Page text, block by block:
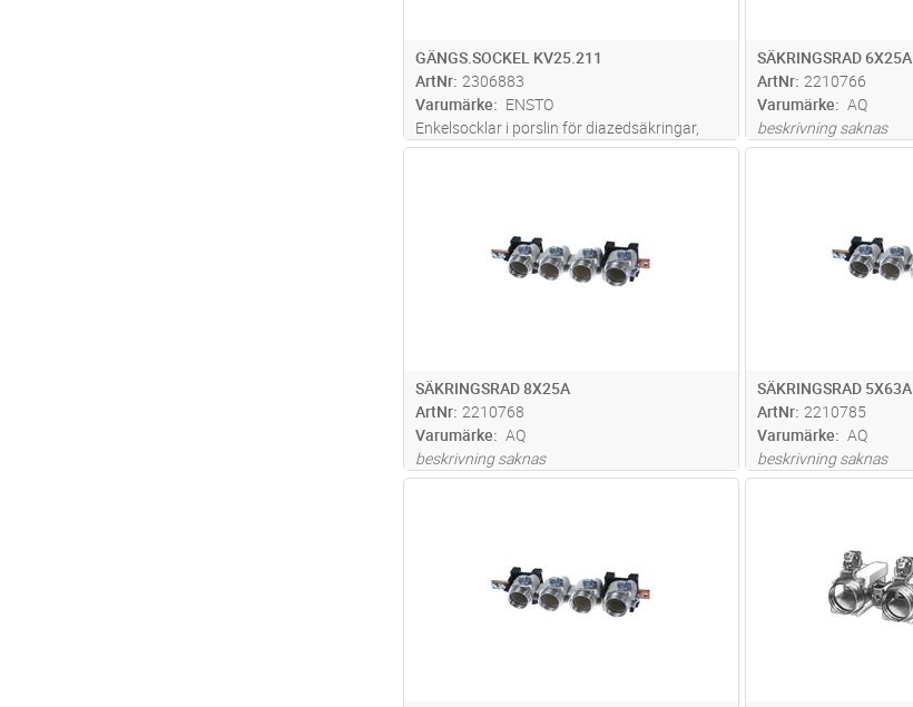
GÄNGS.SOCKEL KV25.211
ArtNr 2306883
Varumärke
ENSTO
Enkelsocklar i porslin för diazedsäkringar,
storlekarna DII (max 25 A) och DIII (max
SÄKRINGSRAD 6X25A
ArtNr 2210766
Varumärke
AQ
beskrivning saknas
SÄKRINGSRAD 8X25A
ArtNr 2210768
Varumärke
AQ
beskrivning saknas
SÄKRINGSRAD 5X63A
ArtNr 2210785
Varumärke
AQ
beskrivning saknas